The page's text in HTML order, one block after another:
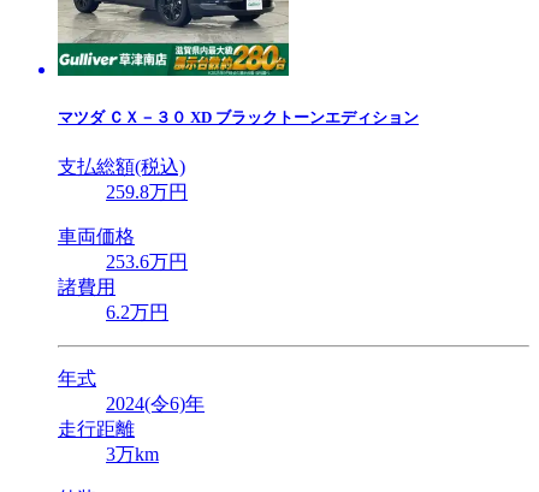
マツダ ＣＸ－３０ XD ブラックトーンエディション
支払総額(税込)
259.8万円
車両価格
253.6万円
諸費用
6.2万円
年式
2024(令6)年
走行距離
3万km